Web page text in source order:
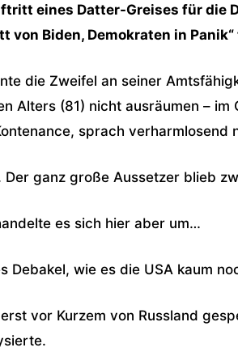
eines Datter-Greises für die
von Biden, Demokraten in
die Zweifel an seiner
Alters (81) nicht ausräumen – im
sprach verharmlosend
ganz große Aussetzer blieb
es sich hier aber um…
Debakel, wie es die USA kaum
vor Kurzem von Russland